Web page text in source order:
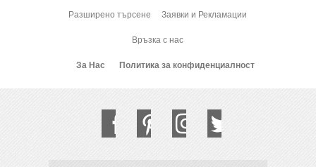
Разширено търсене Заявки и Рекламации
Връзка с нас
За Нас Политика за конфиденциалност